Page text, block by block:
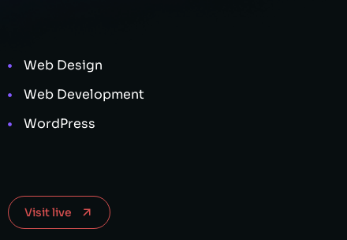
Web Design
Web Development
WordPress
Visit live